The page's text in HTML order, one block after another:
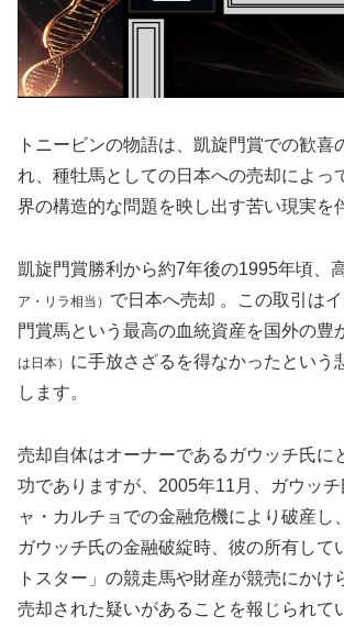
トニービンの物語は、凱旋門賞での歓喜
れ、種牡馬としての日本への売却によっ
界の構造的な問題を映し出す苦い現実を
凱旋門賞勝利から約7年後の1995年頃、
ア・リラ相当） で日本へ売却 。この取引は
門賞馬という最高の血統資産を国外の豊
は日本） に手放さざるを得なかったという
します。
売却自体はオーナーであるガウッチ氏に
功でありますが、2005年11月、ガウッ
ャ・カルチョでの金融危機により破産し
ガウッチ氏の金融破綻時、彼の所有して
トスター」の競走馬や財産が競売にかけ
売却された疑いがあることを報じられて